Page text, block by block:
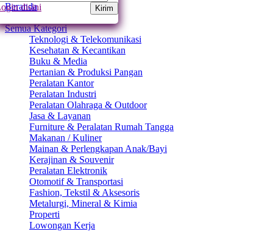
disini Kirim
Beranda
Semua Kategori
Teknologi & Telekomunikasi
Kesehatan & Kecantikan
Buku & Media
Pertanian & Produksi Pangan
Peralatan Kantor
Peralatan Industri
Peralatan Olahraga & Outdoor
Jasa & Layanan
Furniture & Peralatan Rumah Tangga
Makanan / Kuliner
Mainan & Perlengkapan Anak/Bayi
Kerajinan & Souvenir
Peralatan Elektronik
Otomotif & Transportasi
Fashion, Tekstil & Aksesoris
Metalurgi, Mineral & Kimia
Properti
Lowongan Kerja